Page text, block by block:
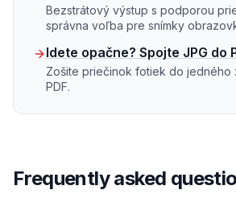
Bezstrátový výstup s podporou
správna voľba pre snímky
Idete opačne? Spojte JPG do
Zošite priečinok fotiek do
PDF.
Frequently asked